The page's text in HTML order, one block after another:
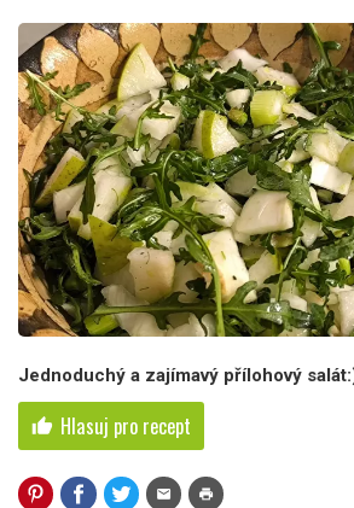
Jednoduchý a zajímavý přílohový
thumb_up Hlasuj pro recept
mail print